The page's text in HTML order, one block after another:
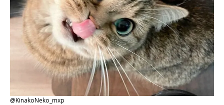
@KinakoNeko_mxp